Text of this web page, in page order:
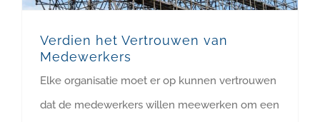
Verdien het Vertrouwen van
Medewerkers
Elke organisatie moet er op kunnen vertrouwen
dat de medewerkers willen meewerken om een